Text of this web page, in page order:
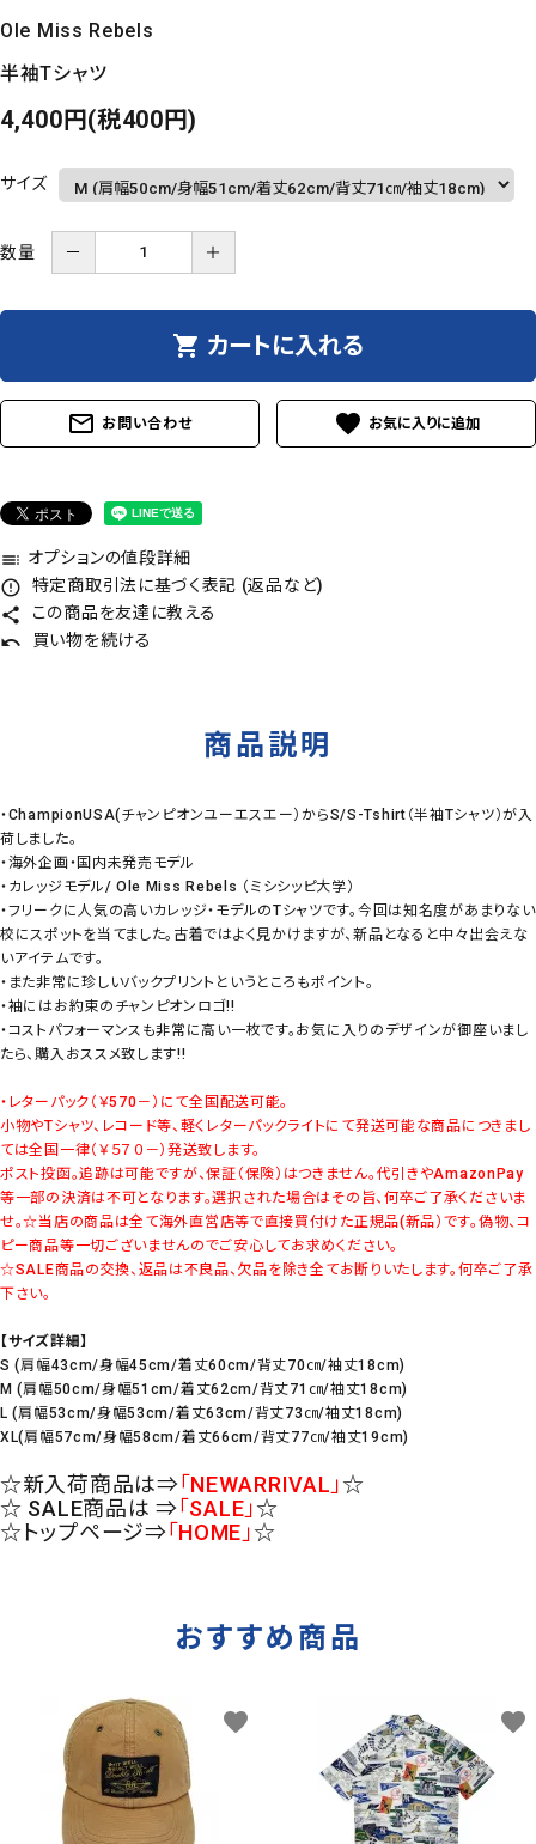
Ole Miss Rebels
半袖Tシャツ
4,400円(税400円)
サイズ
数量 － ＋
shopping_cart カートに入れる
mail_outline お問い合わせ favorite
toc オプションの値段詳細
error_outline 特定商取引法に基づく表記 (返品など)
share この商品を友達に教える
undo 買い物を続ける
商品説明
・ChampionUSA(チャンピオンユーエスエー）からS/S-Tshirt（半袖Tシャツ）が入
荷しました。
・海外企画・国内未発売モデル
・カレッジモデル/ Ole Miss Rebels （ミシシッピ大学）
・フリークに人気の高いカレッジ・モデルのTシャツです。今回は知名度があまりない
校にスポットを当てました。古着ではよく見かけますが、新品となると中々出会えな
いアイテムです。
・また非常に珍しいバックプリントというところもポイント。
・袖にはお約束のチャンピオンロゴ!!
・コストパフォーマンスも非常に高い一枚です。お気に入りのデザインが御座いまし
たら、購入おススメ致します!!
・レターパック（￥570－）にて全国配送可能。
小物やTシャツ、レコード等、軽くレターパックライトにて発送可能な商品につきまし
ては全国一律（￥５７０－）発送致します。
ポスト投函。追跡は可能ですが、保証（保険）はつきません。代引きやAmazonPay
等一部の決済は不可となります。選択された場合はその旨、何卒ご了承くださいま
せ。☆当店の商品は全て海外直営店等で直接買付けた正規品(新品）です。偽物、コ
ピー商品等一切ございませんのでご安心してお求めください。
☆SALE商品の交換、返品は不良品、欠品を除き全てお断りいたします。何卒ご了承
下さい。
【サイズ詳細】
S (肩幅43cm/身幅45cm/着丈60cm/背丈70㎝/袖丈18cm)
M (肩幅50cm/身幅51cm/着丈62cm/背丈71㎝/袖丈18cm)
L (肩幅53cm/身幅53cm/着丈63cm/背丈73㎝/袖丈18cm)
XL(肩幅57cm/身幅58cm/着丈66cm/背丈77㎝/袖丈19cm)
☆新入荷商品は⇒「NEWARRIVAL」☆
☆ SALE商品は ⇒「SALE」☆
☆トップページ⇒「HOME」☆
おすすめ商品
favorite favorite